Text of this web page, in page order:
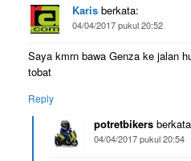
Karis berkata:
04/04/2017 pukul 20:52
Saya kmrn bawa Genza ke jalan
tobat
Reply
potretbikers
04/04/2017 pukul 20:54